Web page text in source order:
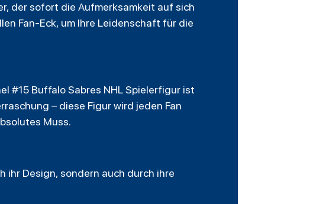
der sofort die Aufmerksamkeit auf sich
Fan-Eck, um Ihre Leidenschaft für die
#15 Buffalo Sabres NHL Spielerfigur ist
– diese Figur wird jeden Fan
Muss.
ihr Design, sondern auch durch ihre